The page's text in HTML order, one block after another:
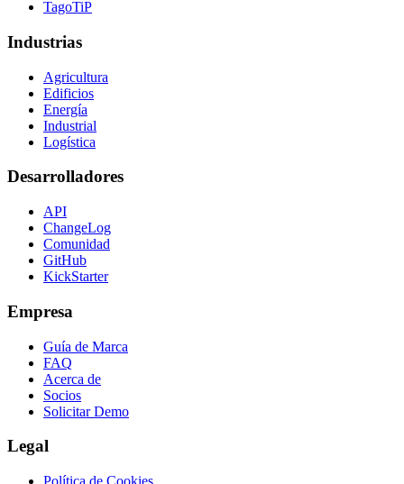
TagoTiP
Industrias
Agricultura
Edificios
Energía
Industrial
Logística
Desarrolladores
API
ChangeLog
Comunidad
GitHub
KickStarter
Empresa
Guía de Marca
FAQ
Acerca de
Socios
Solicitar Demo
Legal
Política de Cookies